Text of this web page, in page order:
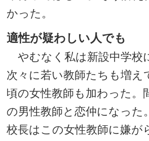
かった。
適性が疑わしい人でも
やむなく私は新設中学校
次々に若い教師たちも増え
頃の女性教師も加わった。
の男性教師と恋仲になった
校長はこの女性教師に嫌が